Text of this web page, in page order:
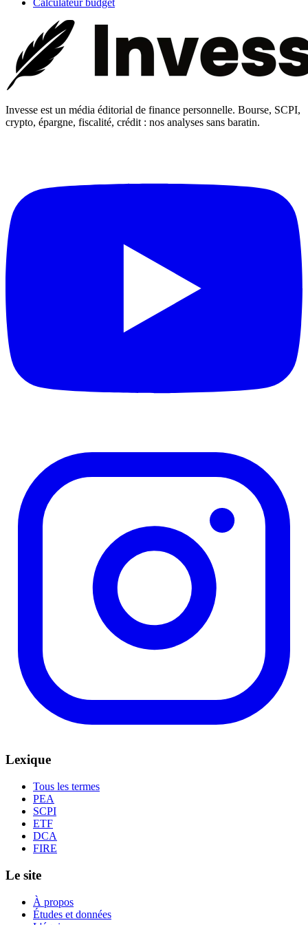
Invesse est un média éditorial de finance personnelle. Bourse, SCPI,
crypto, épargne, fiscalité, crédit : nos analyses sans baratin.
Lexique
Tous les termes
PEA
SCPI
ETF
DCA
FIRE
Le site
À propos
Études et données